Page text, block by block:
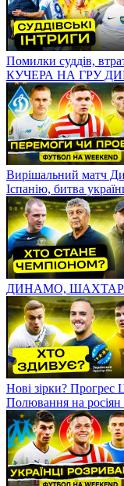
Помилки суддів,
КУЧЕРА НА ГРУ
Вирішальний матч
Іспанію, битва
ДИНАМО, ШАХТАР
Нові зірки? Прогрес
Полювання на